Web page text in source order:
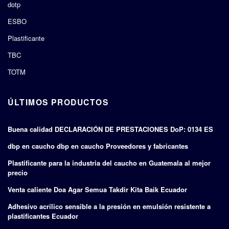
dotp
ESBO
Plastificante
TBC
TOTM
ÚLTIMOS PRODUCTOS
Buena calidad DECLARACIÓN DE PRESTACIONES DoP: 0134 ES
dbp en caucho dbp en caucho Proveedores y fabricantes
Plastificante para la industria del caucho en Guatemala al mejor
precio
Venta caliente Doa Agar Semua Takdir Kita Baik Ecuador
Adhesivo acrílico sensible a la presión en emulsión resistente a
plastificantes Ecuador